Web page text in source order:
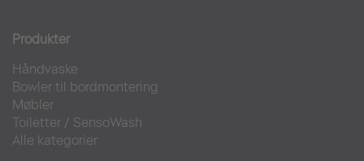
Produkter
Håndvaske
Bowler til bordmontering
Møbler
Toiletter / SensoWash
Alle kategorier